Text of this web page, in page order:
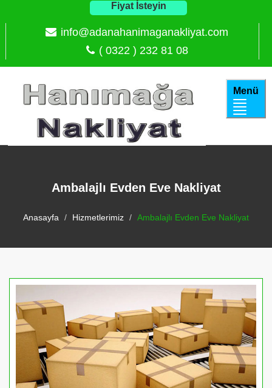
info@adanahanimaganakliyat.com
( 0322 ) 232 81 08
Menü
Ambalajlı Evden Eve Nakliyat
Anasayfa Hizmetlerimiz Ambalajlı Evden Eve Nakliyat
Fiyat İsteyin